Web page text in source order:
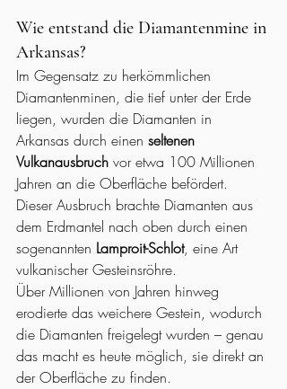
Wie entstand die Diamantenmine in
Arkansas?
Im Gegensatz zu herkömmlichen
Diamantenminen, die tief unter der Erde
liegen, wurden die Diamanten in
Arkansas durch einen seltenen
Vulkanausbruch vor etwa 100 Millionen
Jahren an die Oberfläche befördert.
Dieser Ausbruch brachte Diamanten aus
dem Erdmantel nach oben durch einen
sogenannten Lamproit-Schlot, eine Art
vulkanischer Gesteinsröhre.
Über Millionen von Jahren hinweg
erodierte das weichere Gestein, wodurch
die Diamanten freigelegt wurden – genau
das macht es heute möglich, sie direkt an
der Oberfläche zu finden.